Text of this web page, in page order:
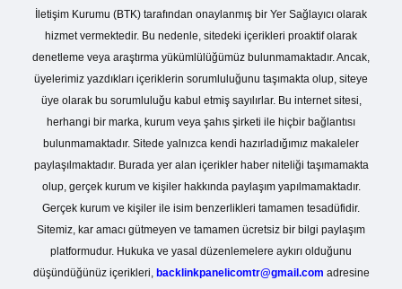
İletişim Kurumu (BTK) tarafından onaylanmış bir Yer Sağlayıcı olarak
hizmet vermektedir. Bu nedenle, sitedeki içerikleri proaktif olarak
denetleme veya araştırma yükümlülüğümüz bulunmamaktadır. Ancak,
üyelerimiz yazdıkları içeriklerin sorumluluğunu taşımakta olup, siteye
üye olarak bu sorumluluğu kabul etmiş sayılırlar. Bu internet sitesi,
herhangi bir marka, kurum veya şahıs şirketi ile hiçbir bağlantısı
bulunmamaktadır. Sitede yalnızca kendi hazırladığımız makaleler
paylaşılmaktadır. Burada yer alan içerikler haber niteliği taşımamakta
olup, gerçek kurum ve kişiler hakkında paylaşım yapılmamaktadır.
Gerçek kurum ve kişiler ile isim benzerlikleri tamamen tesadüfidir.
Sitemiz, kar amacı gütmeyen ve tamamen ücretsiz bir bilgi paylaşım
platformudur. Hukuka ve yasal düzenlemelere aykırı olduğunu
düşündüğünüz içerikleri, backlinkpanelicomtr@gmail.com adresine